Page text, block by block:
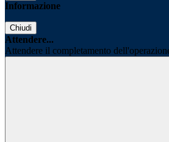
Informazione
Chiudi
Attendere...
Attendere il completamento